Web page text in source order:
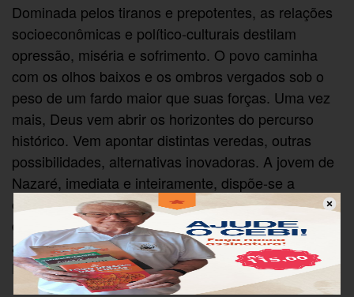
Dominada pelos tiranos e prepotentes, as relações
socioeconômicas e político-culturais destilam
opressão, miséria e sofrimento. O povo caminha
com os olhos baixos e os ombros vergados sob o
peso de um fardo maior que suas forças. Uma vez
mais, Deus vem abrir os horizontes do percurso
histórico. Vem apontar distintas veredas, outras
possibilidades, alternativas inovadoras. A jovem de
Nazaré, imediata e inteiramente, dispõe-se a
contribuir com o projeto de Deus. “De agora em
diante todas as gerações me chamarão bem-
aventurada”, canta Maria, sem orgulho e sem falsa
humildade (Lc 1,48b).